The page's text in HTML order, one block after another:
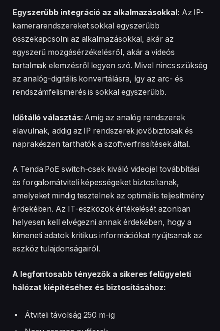
Egyszerűbb integráció az alkalmazásokkal: Az IP-
kamerarendszereket sokkal egyszerűbb
összekapcsolni az alkalmazásokkal, akár az
egyszerű mozgásérzékelésről, akár a videós
tartalmak elemzésről legyen szó. Mivel nincs szükség
az analóg-digitális konvertálásra, így az arc- és
rendszámfelismerés is sokkal egyszerűbb.
Időtálló választás: Amíg az analóg rendszerek
elavulnak, addig az IP rendszerek jövőbiztosak és
naprakészen tarthatók a szoftverfrissítések által.
A Tenda PoE switch-csek kiváló videojel továbbítási
és forgalomátviteli képességeket biztosítanak,
amelyeket mindig tesztelnek az optimális teljesítmény
érdekében. Az IT-eszközök értékelését azonban
helyesen kell elvégezni annak érdekében, hogy a
kimeneti adatok kritikus információkat nyújtsanak az
eszköz tulajdonságairól.
A legfontosabb tényezők a sikeres felügyeleti
hálózat kiépítéséhez és biztosításához:
Átviteli távolság 250 m-ig